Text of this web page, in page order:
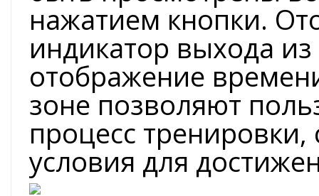
нажатием кнопки.
индикатор выхода
отображение
зоне позволяют
процесс
условия для